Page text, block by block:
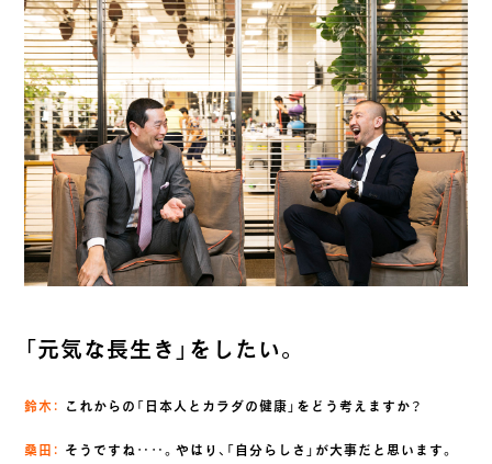
「元気な長生き」をしたい。
鈴木： これからの「日本人とカラダの健康」をどう考えますか？
桑田： そうですね‥‥。やはり、「自分らしさ」が大事だと思います。